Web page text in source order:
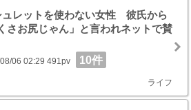
ュレットを使わない女性 彼氏から
さお尻じゃん」と言われネットで賛
06 02:29 491pv 10件
ライフ